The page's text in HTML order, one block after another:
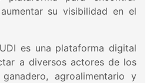
su visibilidad en el
es una plataforma digital
a diversos actores de los
agroalimentario y